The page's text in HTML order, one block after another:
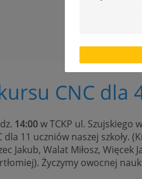
CNC dla
14:00w TCKP ul. Szujskiego
11 uczniów naszej szkoły.
Jakub, Walat Miłosz, Więcek
Życzymy owocnej